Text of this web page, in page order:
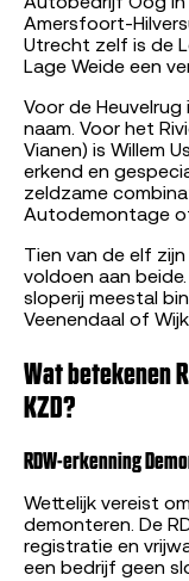
Amersfoort-
Utrecht zelf is de
Lage Weide een
Voor de
naam. Voor het
Vianen) is Willem
erkend en
zeldzame
Autodemontage
Tien van de elf zijn
voldoen aan
sloperij meestal
Veenendaal of
Wat betekenen
KZD?
RDW-erkenning
Wettelijk vereist
demonteren. De
registratie en
een bedrijf geen